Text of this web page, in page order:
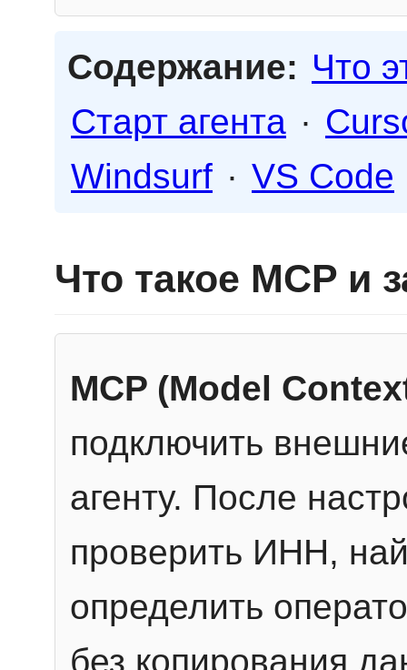
Содержание: Что
Старт агента ·
Windsurf · VS Code
Что такое MCP и
MCP (Model
подключить
агенту. После
проверить ИНН,
определить
без копирования